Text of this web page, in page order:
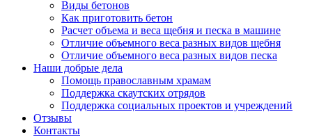
Виды бетонов
Как приготовить бетон
Расчет объема и веса щебня и песка в машине
Отличие объемного веса разных видов щебня
Отличие объемного веса разных видов песка
Наши добрые дела
Помощь православным храмам
Поддержка скаутских отрядов
Поддержка социальных проектов и учреждений
Отзывы
Контакты